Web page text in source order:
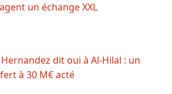
un échange XXL
dit oui à Al-Hilal : un
à 30 M€ acté